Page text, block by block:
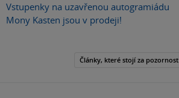
Vstupenky na uzavřenou autogramiádu
Mony Kasten jsou v prodeji!
Články, které stojí za pozornost